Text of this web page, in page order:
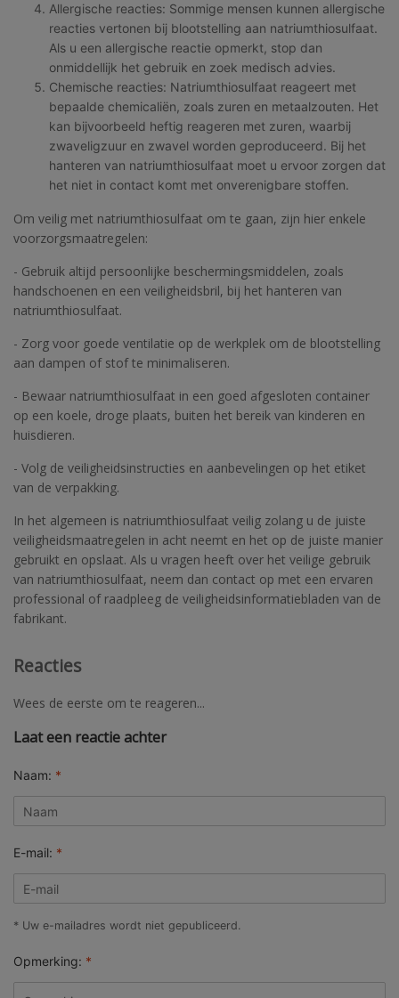
Allergische reacties: Sommige mensen kunnen allergische
reacties vertonen bij blootstelling aan natriumthiosulfaat.
Als u een allergische reactie opmerkt, stop dan
onmiddellijk het gebruik en zoek medisch advies.
Chemische reacties: Natriumthiosulfaat reageert met
bepaalde chemicaliën, zoals zuren en metaalzouten. Het
kan bijvoorbeeld heftig reageren met zuren, waarbij
zwaveligzuur en zwavel worden geproduceerd. Bij het
hanteren van natriumthiosulfaat moet u ervoor zorgen dat
het niet in contact komt met onverenigbare stoffen.
Om veilig met natriumthiosulfaat om te gaan, zijn hier enkele
voorzorgsmaatregelen:
- Gebruik altijd persoonlijke beschermingsmiddelen, zoals
handschoenen en een veiligheidsbril, bij het hanteren van
natriumthiosulfaat.
- Zorg voor goede ventilatie op de werkplek om de blootstelling
aan dampen of stof te minimaliseren.
- Bewaar natriumthiosulfaat in een goed afgesloten container
op een koele, droge plaats, buiten het bereik van kinderen en
huisdieren.
- Volg de veiligheidsinstructies en aanbevelingen op het etiket
van de verpakking.
In het algemeen is natriumthiosulfaat veilig zolang u de juiste
veiligheidsmaatregelen in acht neemt en het op de juiste manier
gebruikt en opslaat. Als u vragen heeft over het veilige gebruik
van natriumthiosulfaat, neem dan contact op met een ervaren
professional of raadpleeg de veiligheidsinformatiebladen van de
fabrikant.
Reacties
Wees de eerste om te reageren...
Laat een reactie achter
Naam: *
E-mail: *
* Uw e-mailadres wordt niet gepubliceerd.
Opmerking: *